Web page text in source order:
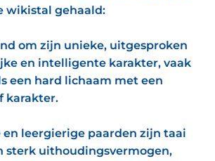
wikistal gehaald:
om zijn unieke, uitgesproken
en intelligente karakter, vaak
een hard lichaam met een
karakter.
en leergierige paarden zijn taai
sterk uithoudingsvermogen,